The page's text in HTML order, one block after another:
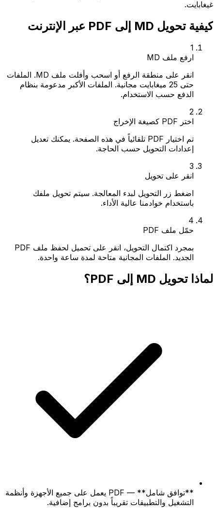
غيغابايت.
كيفية تحويل MD إلى PDF عبر الإنترنت
1
ارفع ملف MD
انقر على منطقة الرفع أو اسحب وأفلت ملف MD. الملفات
حتى 25 ميغابايت مجانية. الملفات الأكبر مدعومة بنظام
الدفع حسب الاستخدام.
2
اختر PDF كصيغة الإخراج
تم اختيار PDF تلقائياً في هذه الصفحة. يمكنك تعديل
إعدادات التحويل حسب الحاجة.
3
انقر على تحويل
اضغط زر التحويل لبدء المعالجة. سيتم تحويل ملفك
باستخدام خوادمنا عالية الأداء.
4
حمّل ملف PDF
بمجرد اكتمال التحويل، انقر على تحميل لحفظ ملف PDF
الجديد. الملفات المجانية متاحة لمدة ساعة واحدة.
لماذا تحويل MD إلى PDF؟
**توافق شامل** — PDF يعمل على جميع الأجهزة وأنظمة
التشغيل والتطبيقات تقريباً بدون برامج إضافية.